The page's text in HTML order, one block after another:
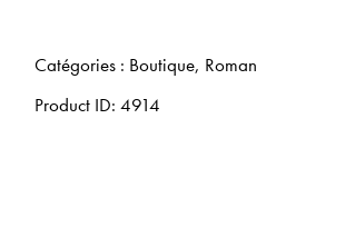
Catégories : Boutique, Roman
Product ID:4914